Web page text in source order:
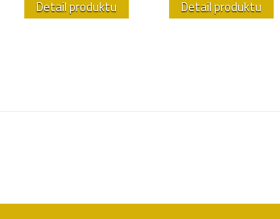
Detail produktu Detail produktu